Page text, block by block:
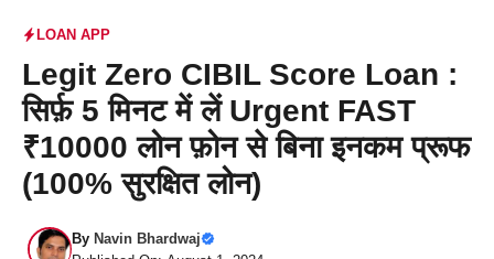
LOAN APP
Legit Zero CIBIL Score Loan :
सिर्फ़ 5 मिनट में लें Urgent FAST
₹10000 लोन फ़ोन से बिना इनकम प्रूफ
(100% सुरक्षित लोन)
By Navin Bhardwaj